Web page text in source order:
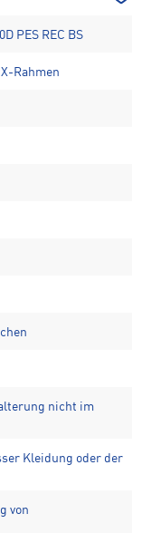
PES REC BS
Rahmen
nicht im
Kleidung oder der
von